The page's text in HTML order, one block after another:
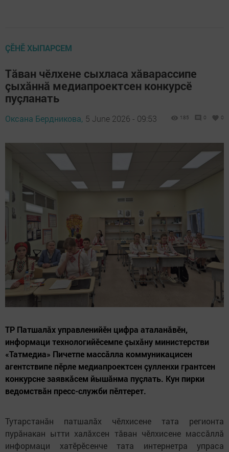
ÇӖНӖ ХЫПАРСЕМ
Тăван чӗлхене сыхласа хăварассипе
çыхăннă медиапроектсен конкурсӗ
пуçланать
Оксана Бердникова, 5 June 2026 - 09:53 185 0 0
ТР Патшалăх управленийӗн цифра аталанăвӗн,
информаци технологийӗсемпе çыхăну министерстви
«Татмедиа» Пичетпе массăлла коммуникацисен
агентствипе пӗрле медиапроектсен çулленхи грантсен
конкурсне заявкăсем йышăнма пуçлать. Кун пирки
ведомствăн пресс-служби пӗлтерет.
Тутарстанăн патшалăх чӗлхисене тата регионта
пурăнакан ытти халăхсен тăван чӗлхисене массăллă
информаци хатӗрӗсенче тата интернетра упраса